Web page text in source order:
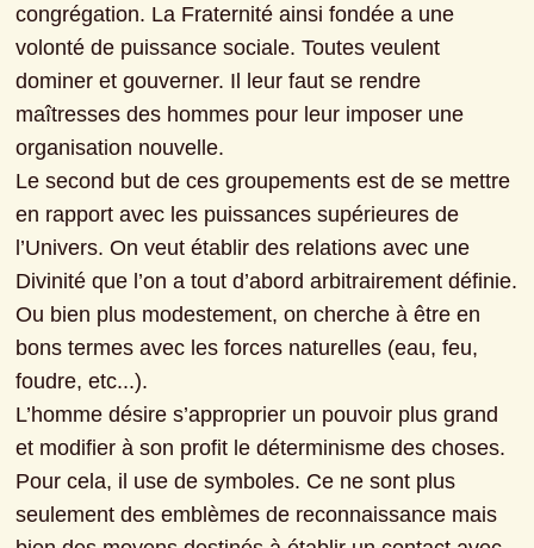
congrégation. La Fraternité ainsi fondée a une
volonté de puissance sociale. Toutes veulent
dominer et gouverner. Il leur faut se rendre
maîtresses des hommes pour leur imposer une
organisation nouvelle.
Le second but de ces groupements est de se mettre
en rapport avec les puissances supérieures de
l’Univers. On veut établir des relations avec une
Divinité que l’on a tout d’abord arbitrairement définie.
Ou bien plus modestement, on cherche à être en
bons termes avec les forces naturelles (eau, feu,
foudre, etc...).
L’homme désire s’approprier un pouvoir plus grand
et modifier à son profit le déterminisme des choses.
Pour cela, il use de symboles. Ce ne sont plus
seulement des emblèmes de reconnaissance mais